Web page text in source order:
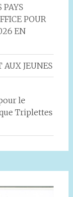
POUR
EN
AUX JEUNES
le
Triplettes